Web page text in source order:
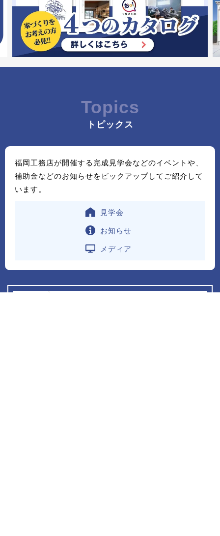
Topics
トピックス
福岡工務店が開催する完成見学会などのイベントや、
補助金などのお知らせをピックアップしてご紹介して
います。
見学会
お知らせ
メディア